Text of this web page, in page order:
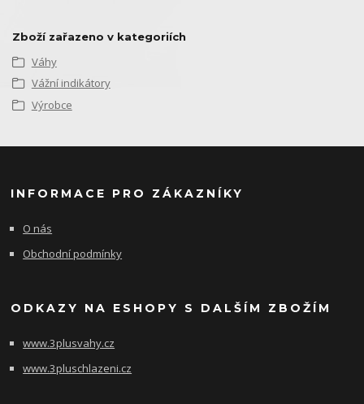
Zboží zařazeno v kategoriích
Váhy
Vážní indikátory
Výrobce
INFORMACE PRO ZÁKAZNÍKY
O nás
Obchodní podmínky
ODKAZY NA ESHOPY S DALŠÍM ZBOŽÍM
www.3plusvahy.cz
www.3pluschlazeni.cz